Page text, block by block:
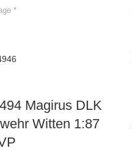
*
Magirus DLK
Witten 1:87